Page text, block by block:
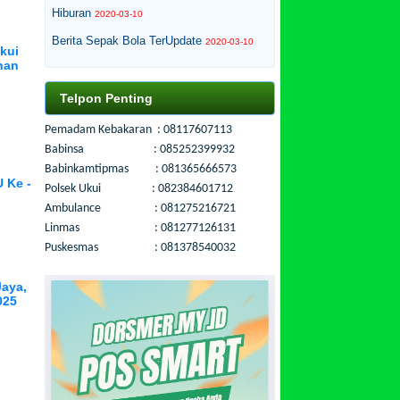
Ke -
Hiburan 2020-03-10
Berita Sepak Bola TerUpdate 2020-03-10
Telpon Penting
Pemadam Kebakaran : 08117607113
Babinsa : 085252399932
Babinkamtipmas : 081365666573
Polsek Ukui : 082384601712
Ambulance : 081275216721
Linmas : 081277126131
Puskesmas : 081378540032